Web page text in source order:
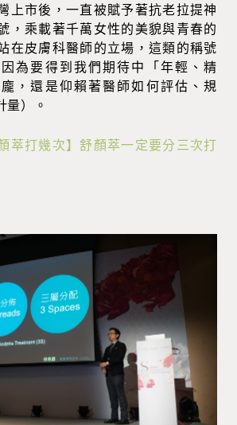
上市後，一直被賦予著抗老拉提神
，乘載著千萬女性的美貌與青春的
在皮膚科醫師的立場，這類的稱號
為要得到我們期待中「年輕、精
，還是仰賴著醫師如何評估、規
量）。
顏萃打幾次】舒顏萃一定要分三次打